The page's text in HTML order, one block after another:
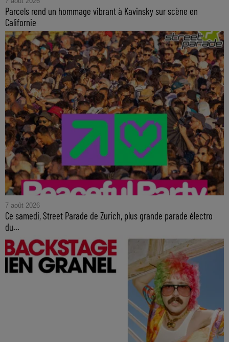
Parcels rend un hommage vibrant à Kavinsky sur scène en
Californie
7 août 2026
Ce samedi, Street Parade de Zurich, plus grande parade électro
du...